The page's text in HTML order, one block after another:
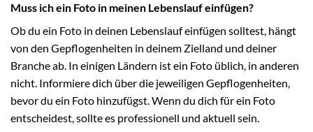
Muss ich ein Foto in meinen Lebenslauf einfügen?
Ob du ein Foto in deinen Lebenslauf einfügen solltest, hängt
von den Gepflogenheiten in deinem Zielland und deiner
Branche ab. In einigen Ländern ist ein Foto üblich, in anderen
nicht. Informiere dich über die jeweiligen Gepflogenheiten,
bevor du ein Foto hinzufügst. Wenn du dich für ein Foto
entscheidest, sollte es professionell und aktuell sein.